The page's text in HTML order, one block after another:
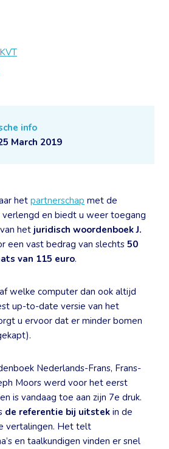
info
March 2019
het partnerschap met de
en biedt u weer toegang
het juridisch woordenboek J.
een vast bedrag van slechts 50
van 115 euro.
welke computer dan ook altijd
up-to-date versie van het
u ervoor dat er minder bomen
Nederlands-Frans, Frans-
Moors werd voor het eerst
is vandaag toe aan zijn 7e druk.
de referentie bij uitstek in de
vertalingen. Het telt
en taalkundigen vinden er snel